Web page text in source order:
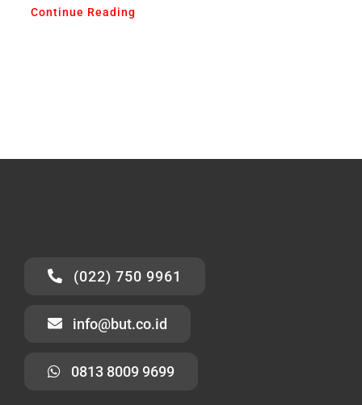
Continue Reading
(022) 750 9961
info@but.co.id
0813 8009 9699